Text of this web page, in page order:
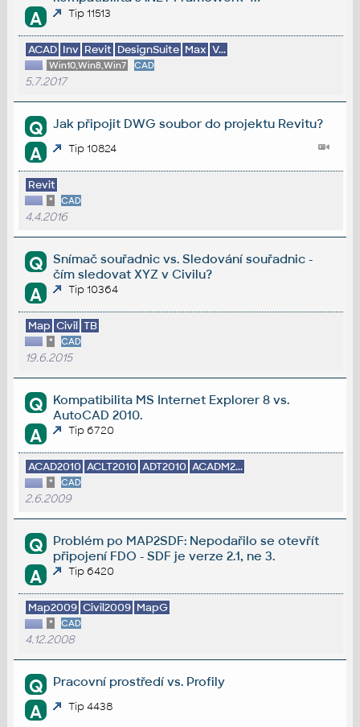
A Tip 11513
ACAD Inv Revit DesignSuite Max V...
Win10,Win8,Win7 CAD
5.7.2017
Q Jak připojit DWG soubor do projektu Revitu?
A Tip 10824
Revit
* CAD
4.4.2016
Q
Snímač souřadnic vs. Sledování souřadnic -
čím sledovat XYZ v Civilu?
A Tip 10364
Map Civil TB
* CAD
19.6.2015
Q
Kompatibilita MS Internet Explorer 8 vs.
AutoCAD 2010.
A Tip 6720
ACAD2010 ACLT2010 ADT2010 ACADM2...
* CAD
2.6.2009
Q
Problém po MAP2SDF: Nepodařilo se otevřít
připojení FDO - SDF je verze 2.1, ne 3.
A Tip 6420
Map2009 Civil2009 MapG
* CAD
4.12.2008
Q Pracovní prostředí vs. Profily
A Tip 4438